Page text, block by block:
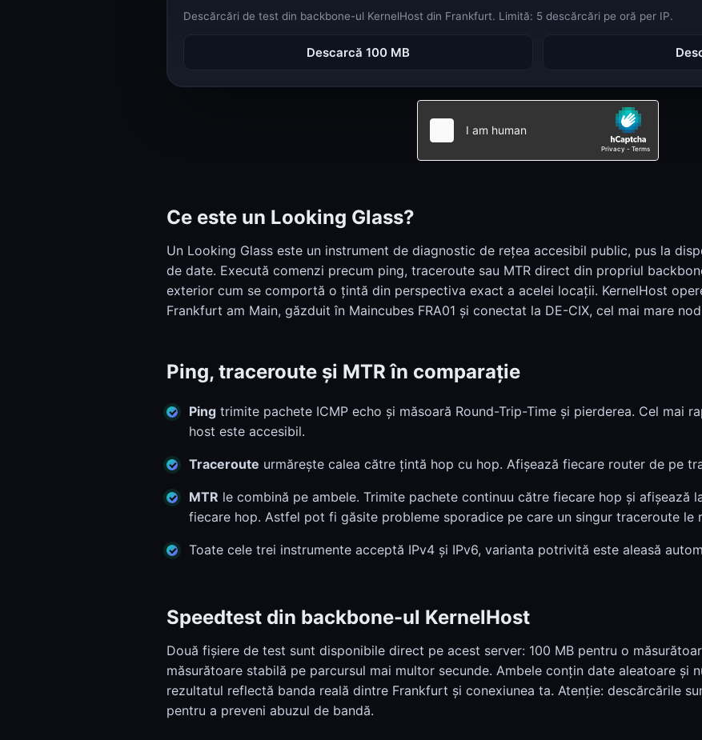
Status server Minecraft Status TeamSpeak 3
Calculator cost electricitate
Calculator cost electricitate
Descărcări de test din backbone-ul KernelHost din Frankfurt. Limită: 5 descărcări pe oră per IP.
Descarcă 100 MB
Ce este un Looking Glass?
Un Looking Glass este un instrument de diagnostic de rețea accesibil public, pus la
de date. Execută comenzi precum ping, traceroute sau MTR direct din propriul
exterior cum se comportă o țintă din perspectiva exact a acelei locații. KernelHost
Frankfurt am Main, găzduit în Maincubes FRA01 și conectat la DE-CIX, cel mai mare
Ping, traceroute și MTR în comparație
Ping trimite pachete ICMP echo și măsoară Round-Trip-Time și pierderea. Cel mai
host este accesibil.
Traceroute urmărește calea către țintă hop cu hop. Afișează fiecare router de pe
MTR le combină pe ambele. Trimite pachete continuu către fiecare hop și afișează
fiecare hop. Astfel pot fi găsite probleme sporadice pe care un singur traceroute le
Toate cele trei instrumente acceptă IPv4 și IPv6, varianta potrivită este aleasă
Speedtest din backbone-ul KernelHost
Două fișiere de test sunt disponibile direct pe acest server: 100 MB pentru o
măsurătoare stabilă pe parcursul mai multor secunde. Ambele conțin date aleatoare și
rezultatul reflectă banda reală dintre Frankfurt și conexiunea ta. Atenție: descărcările
pentru a preveni abuzul de bandă.